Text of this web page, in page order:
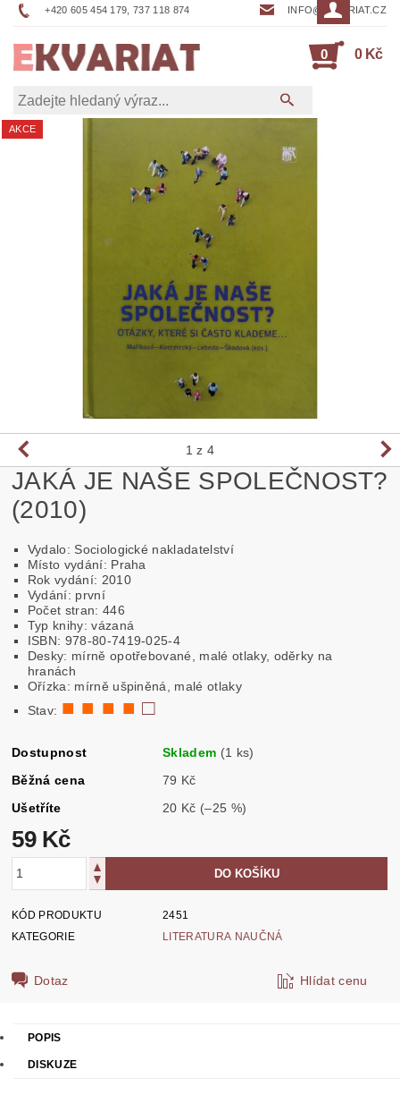
+420 605 454 179, 737 118 874 INFO@EKVARIAT.CZ
0 0 Kč
AKCE
1 z 4
JAKÁ JE NAŠE SPOLEČNOST?
(2010)
Vydalo: Sociologické nakladatelství
Místo vydání: Praha
Rok vydání: 2010
Vydání: první
Počet stran: 446
Typ knihy: vázaná
ISBN: 978-80-7419-025-4
Desky: mírně opotřebované, malé otlaky, oděrky na
hranách
Ořízka: mírně ušpiněná, malé otlaky
Stav: ■ ■ ■ ■ □
Dostupnost Skladem (1 ks)
Běžná cena
79 Kč
Ušetříte
20 Kč (–25 %)
59 Kč
KÓD PRODUKTU
2451
KATEGORIE
LITERATURA NAUČNÁ
Dotaz Hlídat cenu
POPIS
DISKUZE